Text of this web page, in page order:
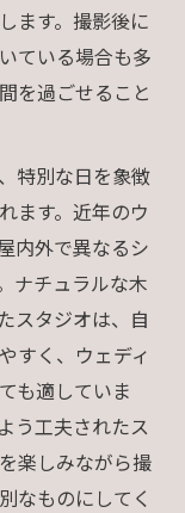
ます。撮影後に
ている場合も多
を過ごせること
特別な日を象徴
ます。近年のウ
内外で異なるシ
ナチュラルな木
スタジオは、自
すく、ウェディ
も適していま
う工夫されたス
楽しみながら撮
なものにしてく